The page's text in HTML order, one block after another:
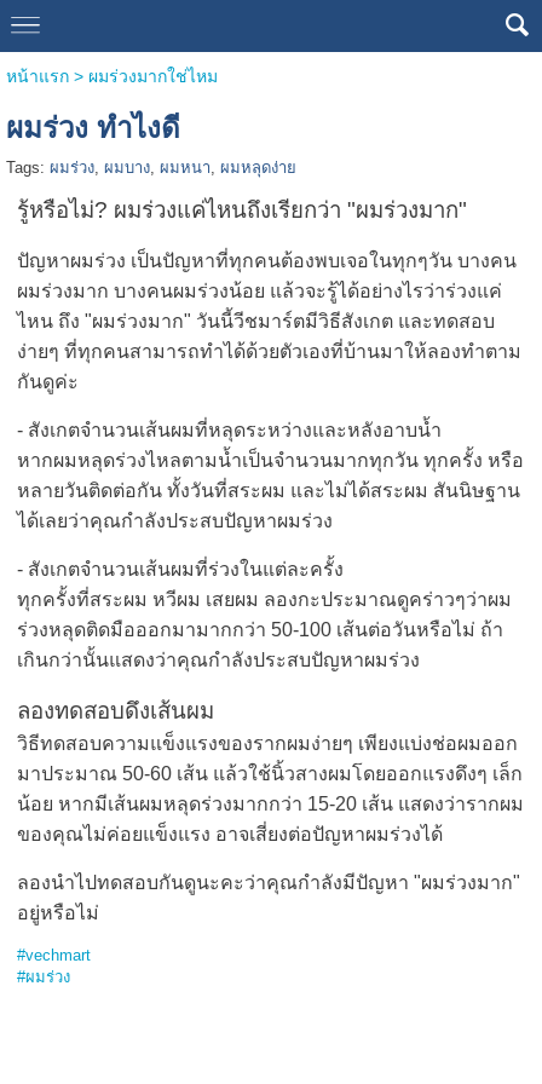
หน้าแรก> ผมร่วงมากใช่ไหม
ผมร่วง ทำไงดี
Tags: ผมร่วง, ผมบาง, ผมหนา, ผมหลุดง่าย
รู้หรือไม่? ผมร่วงแค่ไหนถึงเรียกว่า "ผมร่วงมาก"
ปัญหาผมร่วง เป็นปัญหาที่ทุกคนต้องพบเจอในทุกๆวัน บางคน
ผมร่วงมาก บางคนผมร่วงน้อย แล้วจะรู้ได้อย่างไรว่าร่วงแค่
ไหน ถึง "ผมร่วงมาก" วันนี้วีชมาร์ตมีวิธีสังเกต และทดสอบ
ง่ายๆ ที่ทุกคนสามารถทำได้ด้วยตัวเองที่บ้านมาให้ลองทำตาม
กันดูค่ะ
- สังเกตจำนวนเส้นผมที่หลุดระหว่างและหลังอาบน้ำ
หากผมหลุดร่วงไหลตามน้ำเป็นจำนวนมากทุกวัน ทุกครั้ง หรือ
หลายวันติดต่อกัน ทั้งวันที่สระผม และไม่ได้สระผม สันนิษฐาน
ได้เลยว่าคุณกำลังประสบปัญหาผมร่วง
- สังเกตจำนวนเส้นผมที่ร่วงในแต่ละครั้ง
ทุกครั้งที่สระผม หวีผม เสยผม ลองกะประมาณดูคร่าวๆว่าผม
ร่วงหลุดติดมือออกมามากกว่า 50-100 เส้นต่อวันหรือไม่ ถ้า
เกินกว่านั้นแสดงว่าคุณกำลังประสบปัญหาผมร่วง
ลองทดสอบดึงเส้นผม
วิธีทดสอบความแข็งแรงของรากผมง่ายๆ เพียงแบ่งช่อผมออก
มาประมาณ 50-60 เส้น แล้วใช้นิ้วสางผมโดยออกแรงดึงๆ เล็ก
น้อย หากมีเส้นผมหลุดร่วงมากกว่า 15-20 เส้น แสดงว่ารากผม
ของคุณไม่ค่อยแข็งแรง อาจเสี่ยงต่อปัญหาผมร่วงได้
ลองนำไปทดสอบกันดูนะคะว่าคุณกำลังมีปัญหา "ผมร่วงมาก"
อยู่หรือไม่
#vechmart
#ผมร่วง